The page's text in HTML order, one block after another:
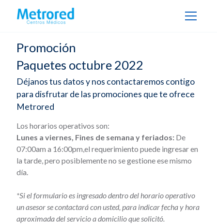
Promoción
Paquetes octubre 2022
Déjanos tus datos y nos contactaremos contigo
para disfrutar de las promociones que te ofrece
Metrored
Los horarios operativos son:
Lunes a viernes, Fines de semana y feriados:De
07:00am a 16:00pm,el requerimiento puede ingresar en
la tarde, pero posiblemente no se gestione ese mismo
día.
*Si el formulario es ingresado dentro del horario operativo
un asesor se contactará con usted, para indicar fecha y hora
aproximada del servicio a domicilio que solicitó.